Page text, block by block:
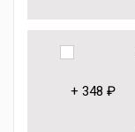
+ 348 ₽